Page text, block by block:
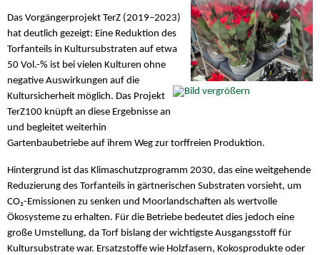
Das Vorgängerprojekt TerZ (2019–2023)
hat deutlich gezeigt: Eine Reduktion des
Torfanteils in Kultursubstraten auf etwa
50 Vol.-% ist bei vielen Kulturen ohne
negative Auswirkungen auf die
Kultursicherheit möglich. Das Projekt
TerZ100 knüpft an diese Ergebnisse an
und begleitet weiterhin
Gartenbaubetriebe auf ihrem Weg zur torffreien Produktion.
Hintergrund ist das Klimaschutzprogramm 2030, das eine weitgehende
Reduzierung des Torfanteils in gärtnerischen Substraten vorsieht, um
CO₂-Emissionen zu senken und Moorlandschaften als wertvolle
Ökosysteme zu erhalten. Für die Betriebe bedeutet dies jedoch eine
große Umstellung, da Torf bislang der wichtigste Ausgangsstoff für
Kultursubstrate war. Ersatzstoffe wie Holzfasern, Kokosprodukte oder